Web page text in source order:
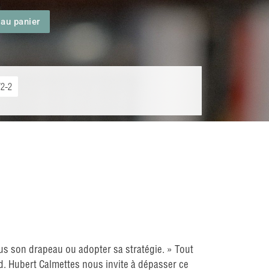
panier
2
son drapeau ou adopter sa stratégie. » Tout
Calmettes nous invite à dépasser ce